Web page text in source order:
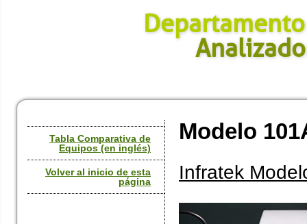
Modelo 106A
Tabla Comparativa de
Equipos (en inglés)
Volver al inicio de esta
página
Modelo
Infratek